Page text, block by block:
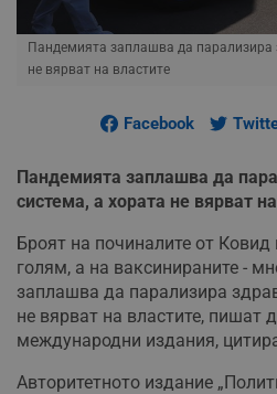
Пандемията заплашва да парализира
не вярват на властите
Facebook
Пандемията заплашва да
система, а хората не вярват
Броят на починалите от
голям, а на ваксинираните -
заплашва да парализира
не вярват на властите, пишат
международни издания,
Авторитетното издание